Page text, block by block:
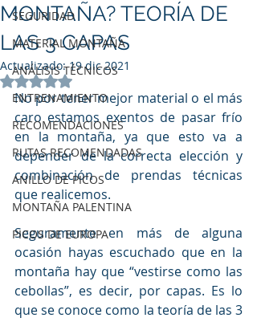
SEGURIDAD
MATERIAL MONTAÑA
ANÁLISIS TÉCNICOS
ENTRENAMIENTO
RECOMENDACIONES
RUTAS RECOMENDADAS
ANILLO DE PICOS
MONTAÑA PALENTINA
PICOS DE EUROPA
MONTAÑA? TEORÍA DE
LAS 3 CAPAS
Actualizado:19 dic 2021
Obtuvo NaN de 5 estrellas.
No por tener mejor material o el más
caro estamos exentos de pasar frío
en la montaña, ya que esto va a
depender de la correcta elección y
combinación de prendas técnicas
que realicemos.
Seguramente en más de alguna
ocasión hayas escuchado que en la
montaña hay que “vestirse como las
cebollas”, es decir, por capas. Es lo
que se conoce como la teoría de las 3